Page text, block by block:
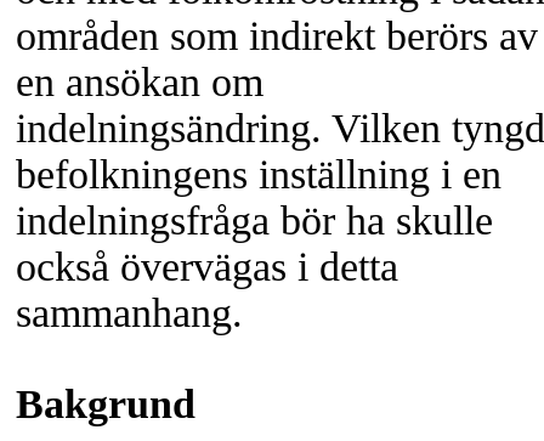
områden som indirekt berörs av
en ansökan om
indelningsändring. Vilken tyngd
befolkningens inställning i en
indelningsfråga bör ha skulle
också övervägas i detta
sammanhang.
Bakgrund